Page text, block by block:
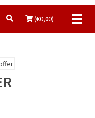
(€0,00)